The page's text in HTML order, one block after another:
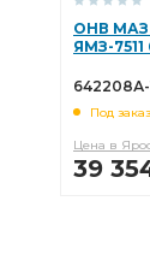
ОНВ МАЗ
ЯМЗ-7511
642208А-
Под заказ
Цена в
39